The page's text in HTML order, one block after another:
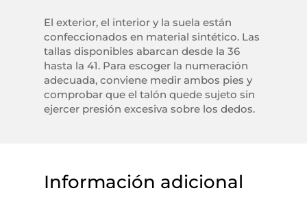
El exterior, el interior y la suela están
confeccionados en material sintético. Las
tallas disponibles abarcan desde la 36
hasta la 41. Para escoger la numeración
adecuada, conviene medir ambos pies y
comprobar que el talón quede sujeto sin
ejercer presión excesiva sobre los dedos.
Información adicional